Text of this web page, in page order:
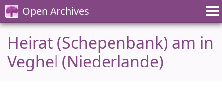
Open Archives
Heirat (Schepenbank) am in
Veghel (Niederlande)